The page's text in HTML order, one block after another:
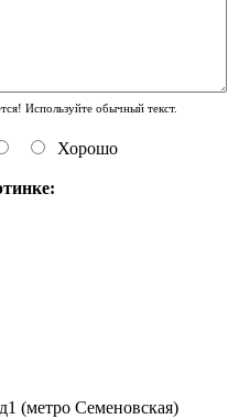
Используйте обычный текст.
Хорошо
(метро Семеновская)